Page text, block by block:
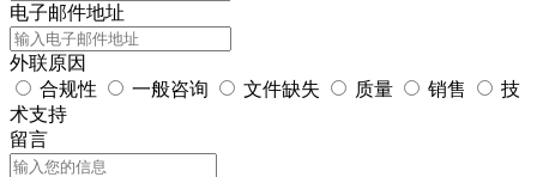
电子邮件地址
外联原因
合规性
一般咨询 文件缺失 质量 销售
技
术支持
留言